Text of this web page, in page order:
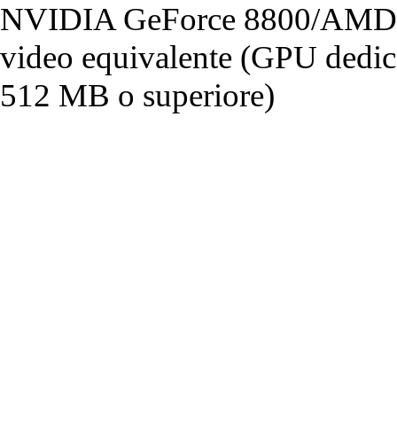
NVIDIA GeForce 8800/AMD
video equivalente (GPU
512 MB o superiore)